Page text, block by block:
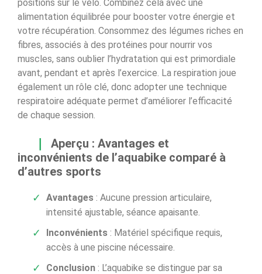
positions sur le vélo. Combinez cela avec une
alimentation équilibrée pour booster votre énergie et
votre récupération. Consommez des légumes riches en
fibres, associés à des protéines pour nourrir vos
muscles, sans oublier l’hydratation qui est primordiale
avant, pendant et après l’exercice. La respiration joue
également un rôle clé, donc adopter une technique
respiratoire adéquate permet d’améliorer l’efficacité
de chaque session.
Aperçu : Avantages et
inconvénients de l’aquabike comparé à
d’autres sports
Avantages : Aucune pression articulaire,
intensité ajustable, séance apaisante.
Inconvénients : Matériel spécifique requis,
accès à une piscine nécessaire.
Conclusion : L’aquabike se distingue par sa